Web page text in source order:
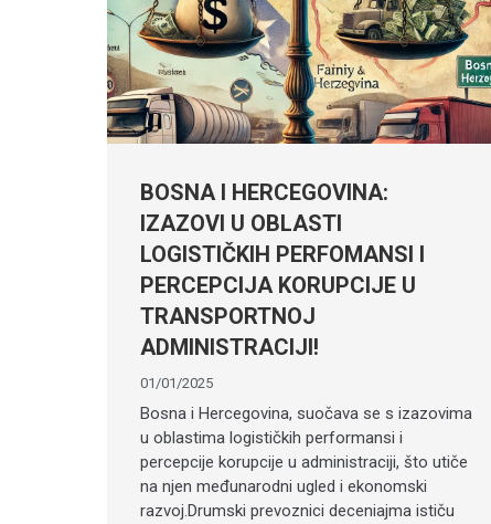
BOSNA I HERCEGOVINA:
IZAZOVI U OBLASTI
LOGISTIČKIH PERFOMANSI I
PERCEPCIJA KORUPCIJE U
TRANSPORTNOJ
ADMINISTRACIJI!
01/01/2025
Bosna i Hercegovina, suočava se s izazovima
u oblastima logističkih performansi i
percepcije korupcije u administraciji, što utiče
na njen međunarodni ugled i ekonomski
razvoj.Drumski prevoznici deceniajma ističu